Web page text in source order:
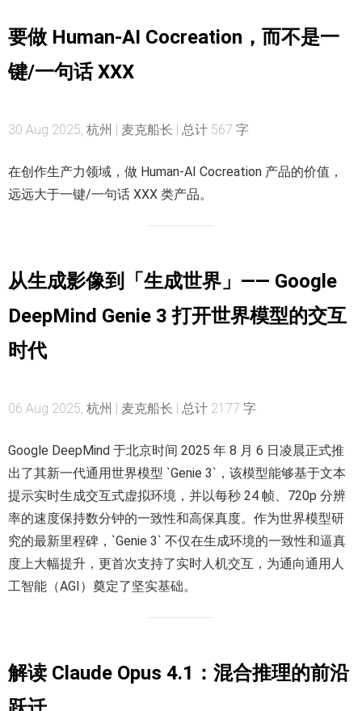
要做 Human-AI Cocreation，而不是一
键/一句话 XXX
30 Aug 2025, 杭州 | 麦克船长 | 总计 567 字
在创作生产力领域，做 Human-AI Cocreation 产品的价值，
远远大于一键/一句话 XXX 类产品。
从生成影像到「生成世界」—— Google
DeepMind Genie 3 打开世界模型的交互
时代
06 Aug 2025, 杭州 | 麦克船长 | 总计 2177 字
Google DeepMind 于北京时间 2025 年 8 月 6 日凌晨正式推
出了其新一代通用世界模型 `Genie 3`，该模型能够基于文本
提示实时生成交互式虚拟环境，并以每秒 24 帧、720p 分辨
率的速度保持数分钟的一致性和高保真度。作为世界模型研
究的最新里程碑，`Genie 3` 不仅在生成环境的一致性和逼真
度上大幅提升，更首次支持了实时人机交互，为通向通用人
工智能（AGI）奠定了坚实基础。
解读 Claude Opus 4.1：混合推理的前沿